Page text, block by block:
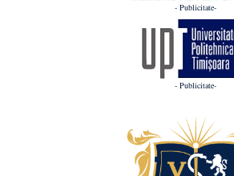
- Publicitate-
- Publicitate-